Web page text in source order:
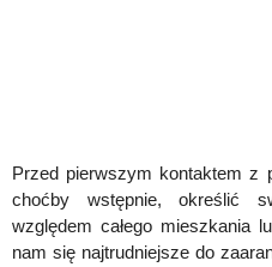
Przed pierwszym kontaktem z
choćby wstępnie, określić
względem całego mieszkania
nam się najtrudniejsze do